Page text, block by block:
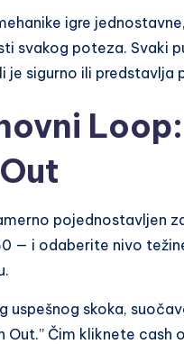
igre
svakog poteza. Svaki
je sigurno ili predstavlja
pojednostavljen
— i odaberite nivo
uspešnog skoka,
Out.” Čim kliknete